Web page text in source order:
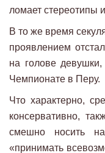
ломает стереотипы
В то же время
проявлением
на голове
Чемпионате в Перу.
Что характерно,
консервативно,
смешно носить
«принимать